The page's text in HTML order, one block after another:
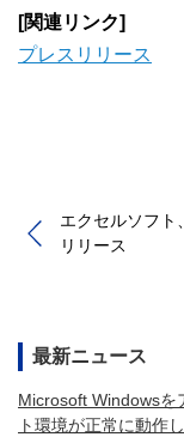
[関連リンク]
プレスリリース
エクセルソフト
リリース
最新ニュース
Microsoft Windowsを
ト環境が正常に動作